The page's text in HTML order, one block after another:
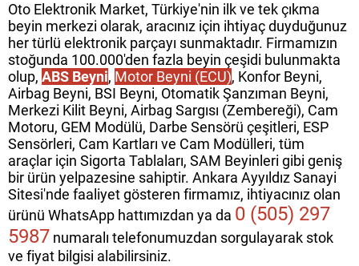
Oto Elektronik Market, Türkiye'nin ilk ve tek çıkma
beyin merkezi olarak, aracınız için ihtiyaç duyduğunuz
her türlü elektronik parçayı sunmaktadır. Firmamızın
stoğunda 100.000'den fazla beyin çeşidi bulunmakta
olup, ABS Beyni, Motor Beyni (ECU), Konfor Beyni,
Airbag Beyni, BSI Beyni, Otomatik Şanzıman Beyni,
Merkezi Kilit Beyni, Airbag Sargısı (Zembereği), Cam
Motoru, GEM Modülü, Darbe Sensörü çeşitleri, ESP
Sensörleri, Cam Kartları ve Cam Modülleri, tüm
araçlar için Sigorta Tablaları, SAM Beyinleri gibi geniş
bir ürün yelpazesine sahiptir. Ankara Ayyıldız Sanayi
Sitesi'nde faaliyet gösteren firmamız, ihtiyacınız olan
ürünü WhatsApp hattımızdan ya da 0 (505) 297
5987 numaralı telefonumuzdan sorgulayarak stok
ve fiyat bilgisi alabilirsiniz.